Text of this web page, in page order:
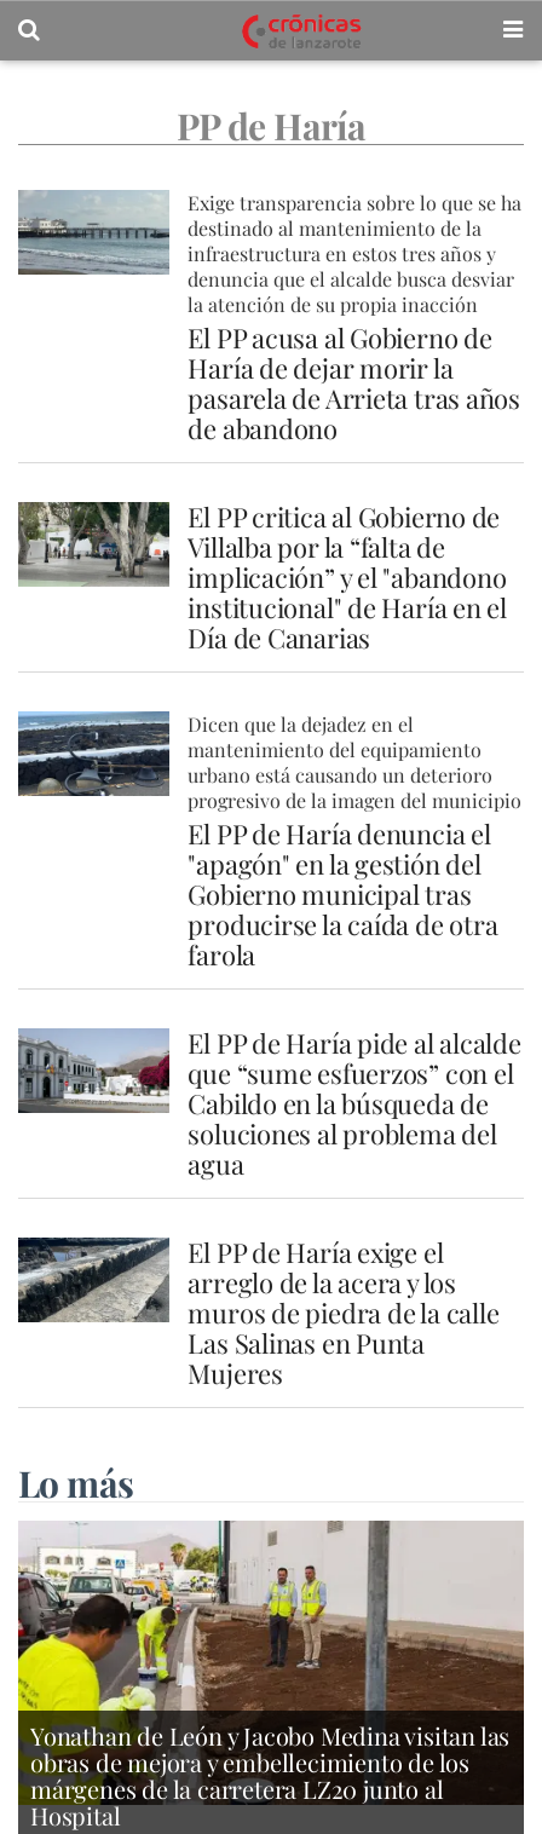
PP de Haría
Exige transparencia sobre lo que se ha
destinado al mantenimiento de la
infraestructura en estos tres años y
denuncia que el alcalde busca desviar
la atención de su propia inacción
El PP acusa al Gobierno de
Haría de dejar morir la
pasarela de Arrieta tras años
de abandono
El PP critica al Gobierno de
Villalba por la “falta de
implicación” y el "abandono
institucional" de Haría en el
Día de Canarias
Dicen que la dejadez en el
mantenimiento del equipamiento
urbano está causando un deterioro
progresivo de la imagen del municipio
El PP de Haría denuncia el
"apagón" en la gestión del
Gobierno municipal tras
producirse la caída de otra
farola
El PP de Haría pide al alcalde
que “sume esfuerzos” con el
Cabildo en la búsqueda de
soluciones al problema del
agua
El PP de Haría exige el
arreglo de la acera y los
muros de piedra de la calle
Las Salinas en Punta
Mujeres
Lo más
Yonathan de León y Jacobo Medina visitan las
obras de mejora y embellecimiento de los
márgenes de la carretera LZ20 junto al
Hospital